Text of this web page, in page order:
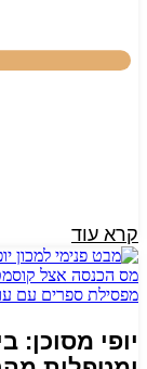
קרא עוד
יופי מסוכן: